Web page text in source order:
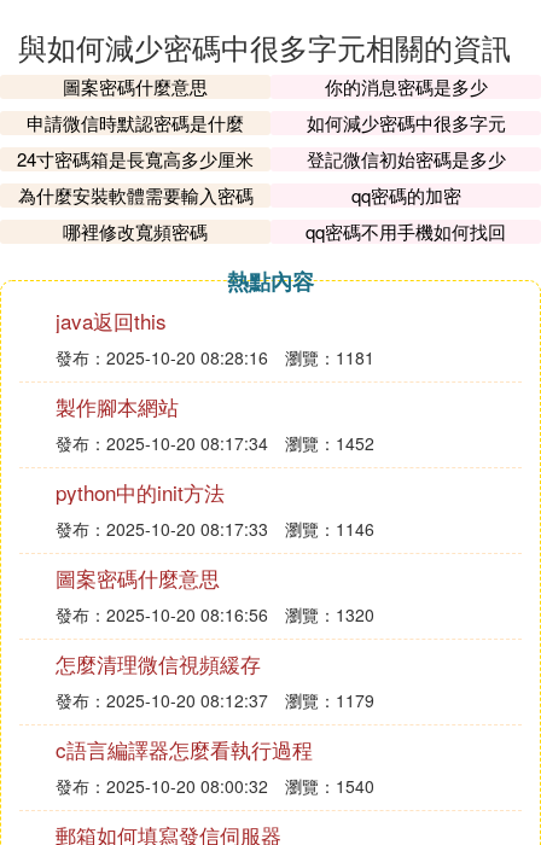
洞，從而減少密碼輸錯次數太多被鎖定的情況。本章
將介紹如何及時更新操作系統和軟體。
九、使用指紋或面部識別功能
如果您的電腦支持指紋或面部識別功能，可以嘗試使
用這些高級識別技術來解決密碼輸錯次數太多被鎖定
的問題。本章將介紹如何設置和使用這些識別功能。
十、定期更改密碼
定期更改密碼是保護賬戶安全的重要措施之一，同時
也能避免密碼輸錯次數太多被鎖定的問題。本章將告
訴您如何定期更改密碼以及注意事項。
十一、清理鍵盤和滑鼠
鍵盤和滑鼠上的灰塵和污垢可能會導緻密碼輸錯，因
此定期清理這些輸入設備可以減少密碼輸錯次數。本
章將教您如何正確清理鍵盤和滑鼠。
十二、練習正確輸入密碼的方法
通過練習正確輸入密碼的方法，我們可以提高輸入密
碼的准確性和速度，減少密碼輸錯次數。本章將提供
一些練習方法和技巧。
十三、保護密碼的安全性
保護密碼的安全性可以避免密碼泄露和被他人猜測，
從而減少密碼輸錯次數太多被鎖定的情況。本章將介
紹如何保護密碼的安全性。
與如何減少密碼中很多字元相關的資訊
圖案密碼什麼意思
你的消息密碼是多少
申請微信時默認密碼是什麼
如何減少密碼中很多字元
24寸密碼箱是長寬高多少厘米
登記微信初始密碼是多少
為什麼安裝軟體需要輸入密碼
qq密碼的加密
哪裡修改寬頻密碼
qq密碼不用手機如何找回
熱點內容
java返回this
發布：2025-10-20 08:28:16 瀏覽：1181
製作腳本網站
發布：2025-10-20 08:17:34 瀏覽：1452
python中的init方法
發布：2025-10-20 08:17:33 瀏覽：1146
圖案密碼什麼意思
發布：2025-10-20 08:16:56 瀏覽：1320
怎麼清理微信視頻緩存
發布：2025-10-20 08:12:37 瀏覽：1179
c語言編譯器怎麼看執行過程
發布：2025-10-20 08:00:32 瀏覽：1540
郵箱如何填寫發信伺服器